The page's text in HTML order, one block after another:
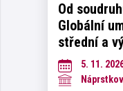
Od
Globální
střední a
5. 11.
Náprstkovo